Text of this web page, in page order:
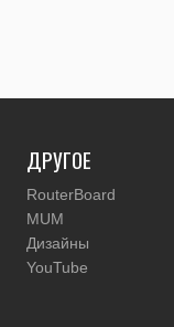
ДРУГОЕ
RouterBoard
MUM
Дизайны
YouTube